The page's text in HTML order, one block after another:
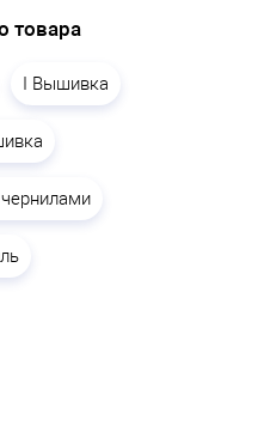
товара
I Вышивка